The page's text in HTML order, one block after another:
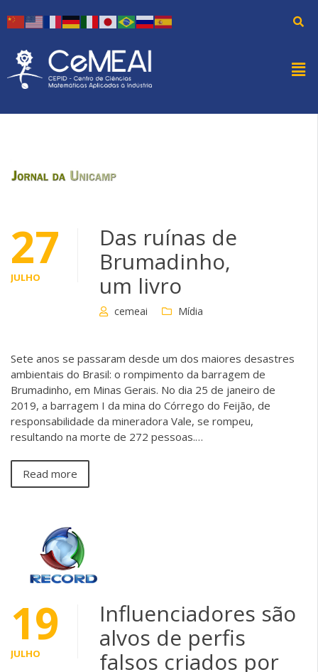
27
JULHO
Das ruínas de
Brumadinho,
um livro
cemeai Mídia
Sete anos se passaram desde um dos maiores desastres
ambientais do Brasil: o rompimento da barragem de
Brumadinho, em Minas Gerais. No dia 25 de janeiro de
2019, a barragem I da mina do Córrego do Feijão, de
responsabilidade da mineradora Vale, se rompeu,
resultando na morte de 272 pessoas.…
Read more
19
JULHO
Influenciadores são
alvos de perfis
falsos criados por